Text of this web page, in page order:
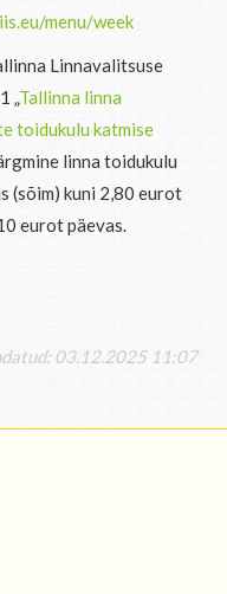
menu/week
Linnavalitsuse
„Tallinna linna
toidukulu katmise
linna toidukulu
(sõim) kuni 2,80 eurot
eurot päevas.
03.12.2025 11:07